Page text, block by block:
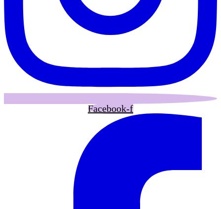
Facebook-f